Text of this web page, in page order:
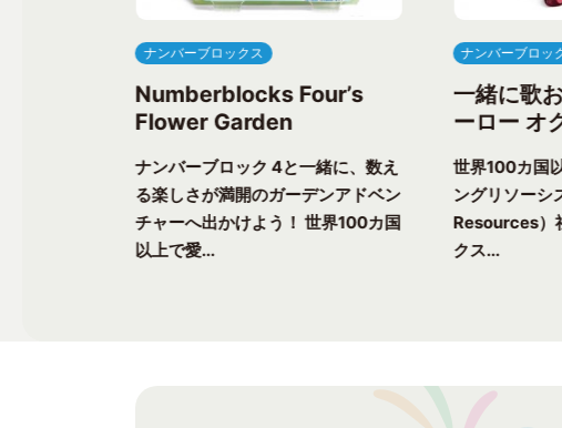
ナンバーブロックス
Numberblocks Four’s
Flower Garden
ナンバーブロック 4と一緒に、数え
る楽しさが満開のガーデンアドベン
チャーへ出かけよう！ 世界100カ国
以上で愛...
ナンバーブロッ
一緒に歌
ーロー オ
世界100カ国
ングリソー
Resources）
クス...